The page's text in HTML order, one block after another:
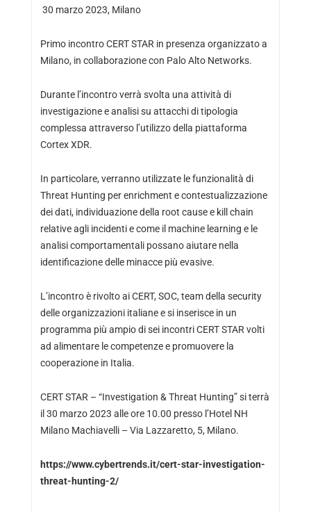
30 marzo 2023, Milano
Primo incontro CERT STAR in presenza organizzato a
Milano, in collaborazione con Palo Alto Networks.
Durante l’incontro verrà svolta una attività di
investigazione e analisi su attacchi di tipologia
complessa attraverso l’utilizzo della piattaforma
Cortex XDR.
In particolare, verranno utilizzate le funzionalità di
Threat Hunting per enrichment e contestualizzazione
dei dati, individuazione della root cause e kill chain
relative agli incidenti e come il machine learning e le
analisi comportamentali possano aiutare nella
identificazione delle minacce più evasive.
L’incontro è rivolto ai CERT, SOC, team della security
delle organizzazioni italiane e si inserisce in un
programma più ampio di sei incontri CERT STAR volti
ad alimentare le competenze e promuovere la
cooperazione in Italia.
CERT STAR – “Investigation & Threat Hunting” si terrà
il 30 marzo 2023 alle ore 10.00 presso l’Hotel NH
Milano Machiavelli – Via Lazzaretto, 5, Milano.
https://www.cybertrends.it/cert-star-investigation-
threat-hunting-2/